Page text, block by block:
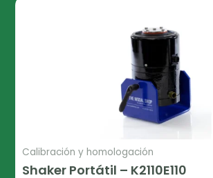
Calibración y homologación
Shaker Portátil – K2110E110